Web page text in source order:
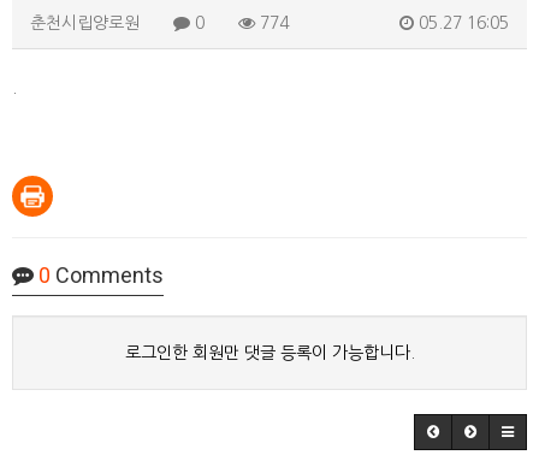
춘천시립양로원 0 774 05.27 16:05
0 Comments
로그인한 회원만 댓글 등록이 가능합니다.